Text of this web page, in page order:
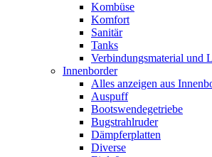
Kombüse
Komfort
Sanitär
Tanks
Verbindungsmaterial und
Innenborder
Alles anzeigen aus
Auspuff
Bootswendegetriebe
Bugstrahlruder
Dämpferplatten
Diverse